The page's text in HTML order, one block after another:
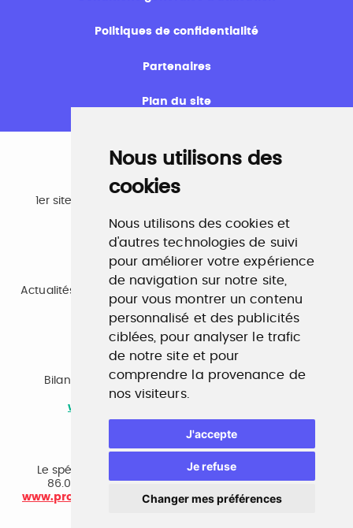
Nous utilisons des
cookies
Nous utilisons des cookies et
d'autres technologies de suivi
pour améliorer votre expérience
de navigation sur notre site,
pour vous montrer un contenu
personnalisé et des publicités
ciblées, pour analyser le trafic
de notre site et pour
comprendre la provenance de
nos visiteurs.
J'accepte
Je refuse
Changer mes préférences
Politiques de confidentialité
Partenaires
Plan du site
Emploi
1er site emploi du secteur culturel 784.000 visites et
www.profilculture.com
Formation
Actualités, guide et annuaire des formations aux métiers
de la culture.
www.profilculture-formation.com
Accompagnement professionnel
Bilan de compétences, coaching, techniques de
recherche d'emploi, entretien conseil.
www.profilculture-competences.com
Le spécialiste du secteur culturel, une cvthèque de
86.000 CV et réseau unique de professionnels.
www.profilculture-conseil.com/cabinet-recrutement